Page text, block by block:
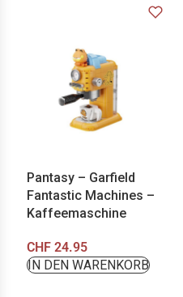
Pantasy – Garfield
Fantastic Machines –
Kaffeemaschine
CHF 24.95
IN DEN WARENKORB